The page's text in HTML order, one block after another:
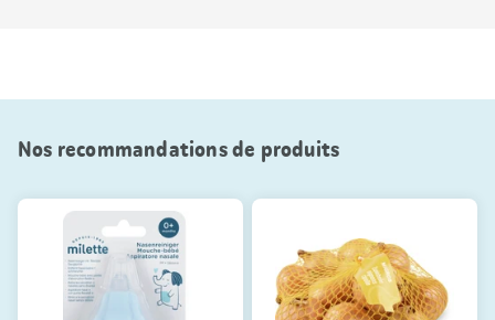
Nos recommandations de produits